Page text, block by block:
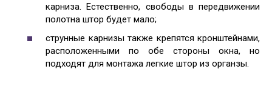
карниза. Естественно, свободы в передвижении
полотна штор будет мало;
струнные карнизы также крепятся кронштейнами,
расположенными по обе стороны окна, но
подходят для монтажа легкие штор из органзы.